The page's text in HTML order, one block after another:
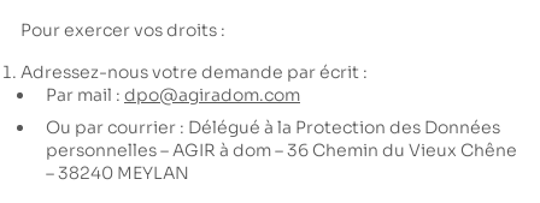
Pour exercer vos droits :
Adressez-nous votre demande par écrit :
Par mail : dpo@agiradom.com
Ou par courrier : Délégué à la Protection des Données
personnelles – AGIR à dom – 36 Chemin du Vieux Chêne
– 38240 MEYLAN